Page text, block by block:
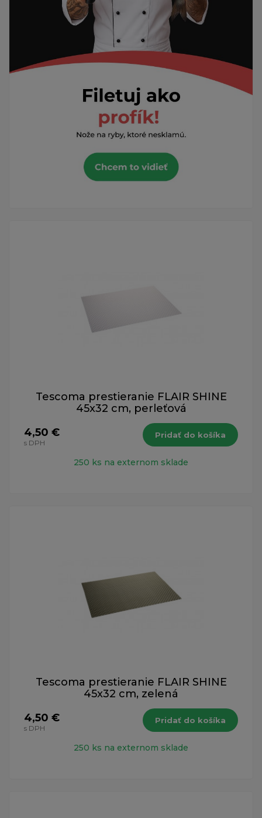
Tescoma prestieranie FLAIR SHINE
45x32 cm, perleťová
4,50 €
s DPH
Pridať do košíka
250 ks na externom sklade
Tescoma prestieranie FLAIR SHINE
45x32 cm, zelená
4,50 €
s DPH
Pridať do košíka
250 ks na externom sklade